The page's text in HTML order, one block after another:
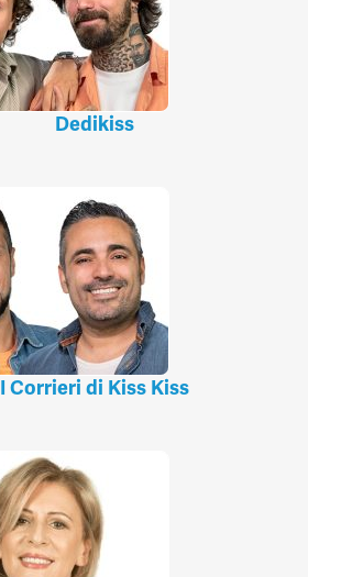
Dedikiss
I Corrieri di Kiss Kiss